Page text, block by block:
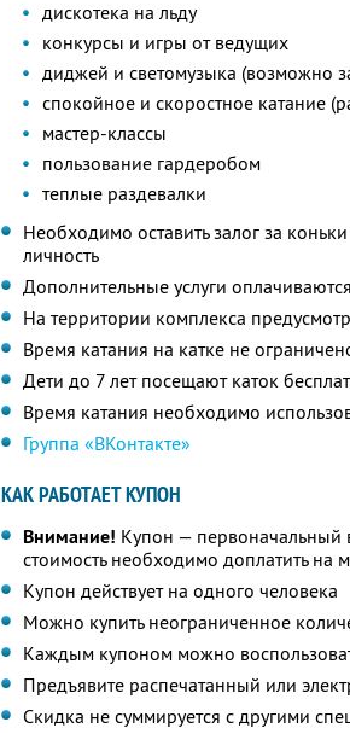
дискотека на льду
конкурсы и игры от ведущих
диджей и светомузыка (возможно
спокойное и скоростное катание
мастер-классы
пользование гардеробом
теплые раздевалки
Необходимо оставить залог за
личность
Дополнительные услуги
На территории комплекса
Время катания на катке не
Дети до 7 лет посещают каток
Время катания необходимо
Группа «ВКонтакте»
КАК РАБОТАЕТ КУПОН
Внимание! Купон — первоначальный
стоимость необходимо доплатить на
Купон действует на одного человека
Можно купить неограниченное
Каждым купоном можно
Предъявите распечатанный или
Скидка не суммируется с другими